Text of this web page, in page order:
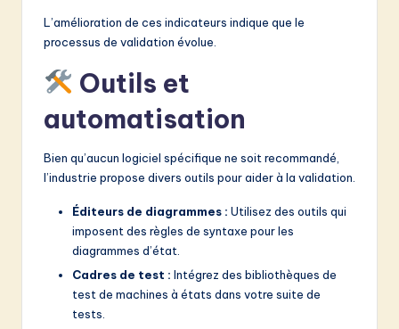
L’amélioration de ces indicateurs indique que le
processus de validation évolue.
Outils et
automatisation
Bien qu’aucun logiciel spécifique ne soit recommandé,
l’industrie propose divers outils pour aider à la validation.
Éditeurs de diagrammes : Utilisez des outils qui
imposent des règles de syntaxe pour les
diagrammes d’état.
Cadres de test : Intégrez des bibliothèques de
test de machines à états dans votre suite de
tests.